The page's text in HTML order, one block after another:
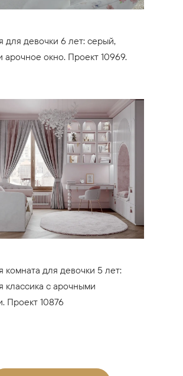
для девочки 6 лет: серый,
арочное окно. Проект 10969.
комната для девочки 5 лет:
классика с арочными
Проект 10876